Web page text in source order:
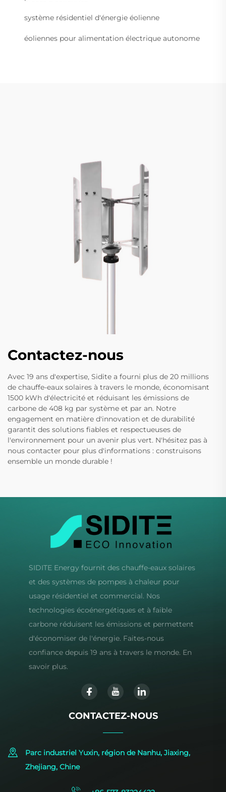
système résidentiel d'énergie éolienne
éoliennes pour alimentation électrique autonome
Contactez-nous
Avec 19 ans d'expertise, Sidite a fourni plus de 20 millions
de chauffe-eaux solaires à travers le monde, économisant
1500 kWh d'électricité et réduisant les émissions de
carbone de 408 kg par système et par an. Notre
engagement en matière d'innovation et de durabilité
garantit des solutions fiables et respectueuses de
l'environnement pour un avenir plus vert. N'hésitez pas à
nous contacter pour plus d'informations : construisons
ensemble un monde durable !
SIDITE Energy fournit des chauffe-eaux solaires
et des systèmes de pompes à chaleur pour
usage résidentiel et commercial. Nos
technologies écoénergétiques et à faible
carbone réduisent les émissions et permettent
d'économiser de l'énergie. Faites-nous
confiance depuis 19 ans à travers le monde. En
savoir plus.
CONTACTEZ-NOUS
Parc industriel Yuxin, région de Nanhu, Jiaxing,
Zhejiang, Chine